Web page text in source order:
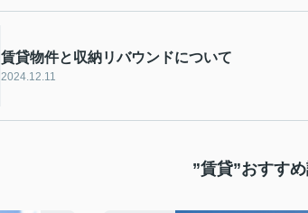
賃貸物件と収納リバウンドについて
2024.12.11
”賃貸”おすす